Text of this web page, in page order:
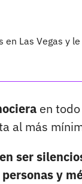
Las Vegas y
en
al más
ser
personas y